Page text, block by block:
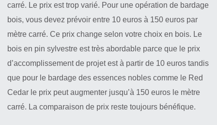
carré. Le prix est trop varié. Pour une opération de bardage
bois, vous devez prévoir entre 10 euros à 150 euros par
mètre carré. Ce prix change selon votre choix en bois. Le
bois en pin sylvestre est très abordable parce que le prix
d’accomplissement de projet est à partir de 10 euros tandis
que pour le bardage des essences nobles comme le Red
Cedar le prix peut augmenter jusqu’à 150 euros le mètre
carré. La comparaison de prix reste toujours bénéfique.